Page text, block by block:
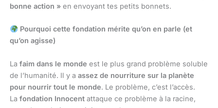
bonne action » en envoyant tes petits bonnets.
Pourquoi cette fondation mérite qu’on en parle (et
qu’on agisse)
La faim dans le monde est le plus grand problème soluble
de l’humanité. Il y a assez de nourriture sur la planète
pour nourrir tout le monde. Le problème, c’est l’accès.
La fondation Innocent attaque ce problème à la racine,